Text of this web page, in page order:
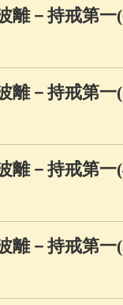
離－持戒第
離－持戒第
離－持戒第
離－持戒第